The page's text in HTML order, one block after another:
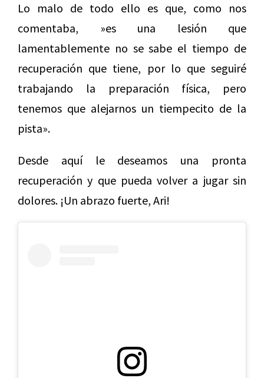
Lo malo de todo ello es que, como nos
comentaba, »es una lesión que
lamentablemente no se sabe el tiempo de
recuperación que tiene, por lo que seguiré
trabajando la preparación física, pero
tenemos que alejarnos un tiempecito de la
pista».
Desde aquí le deseamos una pronta
recuperación y que pueda volver a jugar sin
dolores. ¡Un abrazo fuerte, Ari!